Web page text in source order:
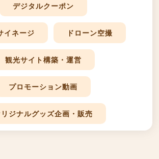
デジタルクーポン
イネージ ドローン空撮
観光サイト構築・運営
プロモーション動画
ジナルグッズ企画・販売